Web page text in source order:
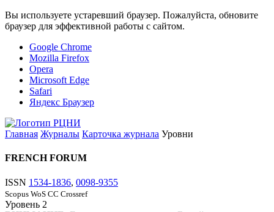
Вы используете устаревший браузер. Пожалуйста, обновите
браузер для эффективной работы с сайтом.
Google Chrome
Mozilla Firefox
Opera
Microsoft Edge
Safari
Яндекс Браузер
Главная Журналы Карточка журнала Уровни
FRENCH FORUM
ISSN 1534-1836, 0098-9355
Scopus WoS CC Crossref
Уровень 2